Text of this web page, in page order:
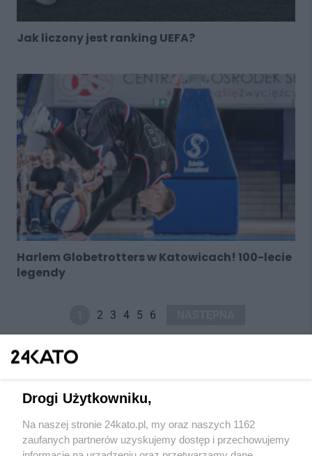
Jak liczony jest ranking UEFA?
Harlem Globetrotters w Katowicach! 100-lecie
legendy
2 3 4 5 6
Wydawca mediów lokalnych
Drogi Użytkowniku,
Na naszej stronie 24kato.pl, my oraz naszych 1162
zaufanych partnerów uzyskujemy dostęp i przechowujemy